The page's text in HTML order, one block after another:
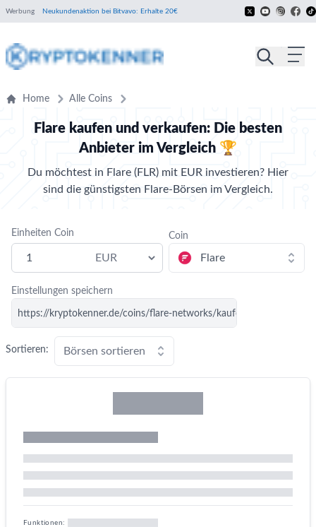
Werbung Neukundenaktion bei Bitvavo: Erhalte 20€
Home Alle Coins
Flare kaufen und verkaufen: Die besten
Anbieter im Vergleich 🏆
Du möchtest in Flare (FLR) mit EUR investieren? Hier
sind die günstigsten Flare-Börsen im Vergleich.
Einheiten Coin Coin
Einstellungen speichern
https://kryptokenner.de/coins/flare-networks/kaufen/?coin=flare-
Sortieren: Börsen sortieren
Funktionen: